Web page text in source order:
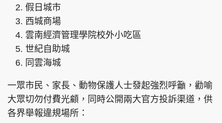
假日城市
西城商場
雲南經濟管理學院校外小吃區
世紀自助城
同雲海城
一眾市民、家長、動物保護人士發起強烈呼籲，勸喻
大眾切勿付費光顧，同時公開兩大官方投訴渠道，供
各界舉報違規場所：